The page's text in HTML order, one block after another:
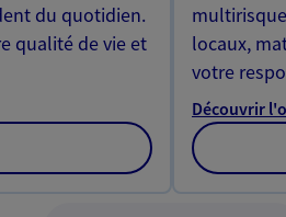
du quotidien.
qualité de vie et
locaux,
votre
Découvrir